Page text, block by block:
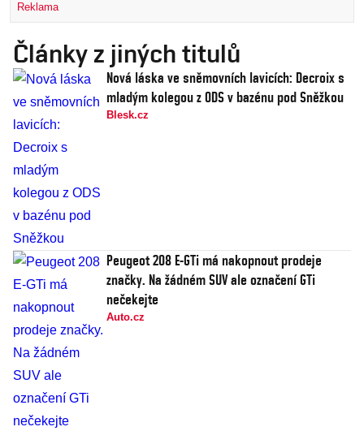
Reklama
Články z jiných titulů
Nová láska ve sněmovních lavicích: Decroix s
mladým kolegou z ODS v bazénu pod Sněžkou
Blesk.cz
Peugeot 208 E-GTi má nakopnout prodeje
značky. Na žádném SUV ale označení GTi
nečekejte
Auto.cz